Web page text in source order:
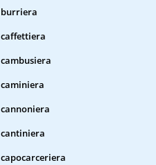
burriera
caffettiera
cambusiera
caminiera
cannoniera
cantiniera
capocarceriera